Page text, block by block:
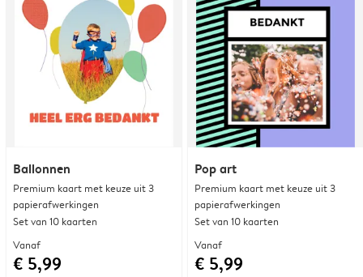
Ballonnen
Premium kaart met keuze uit 3
papierafwerkingen
Set van 10 kaarten
Vanaf
€ 5,99
Pop art
Premium kaart met keuze uit 3
papierafwerkingen
Set van 10 kaarten
Vanaf
€ 5,99